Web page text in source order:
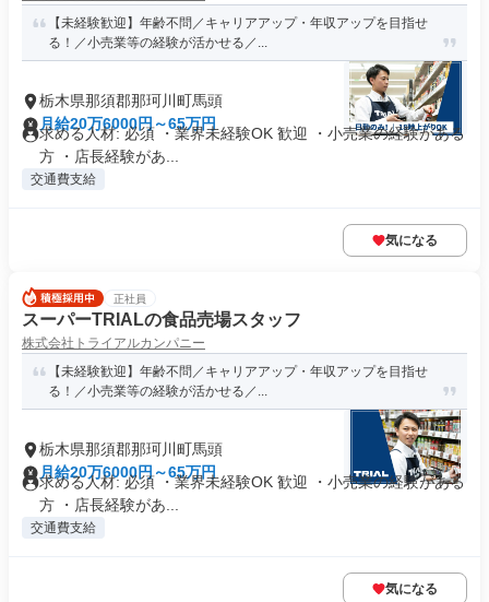
【未経験歓迎】年齢不問／キャリアアップ・年収アップを目指せ
る！／小売業等の経験が活かせる／...
栃木県那須郡那珂川町馬頭
月給20万6000円～65万円
求める人材: 必須 ・業界未経験OK 歓迎 ・小売業の経験がある
方 ・店長経験があ...
交通費支給
気になる
正社員
スーパーTRIALの食品売場スタッフ
株式会社トライアルカンパニー
【未経験歓迎】年齢不問／キャリアアップ・年収アップを目指せ
る！／小売業等の経験が活かせる／...
栃木県那須郡那珂川町馬頭
月給20万6000円～65万円
求める人材: 必須 ・業界未経験OK 歓迎 ・小売業の経験がある
方 ・店長経験があ...
交通費支給
気になる